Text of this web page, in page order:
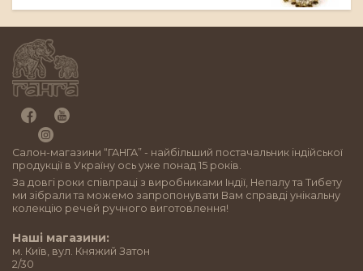
Салон-магазини “ГАНГА” - найбільший постачальник індійської
продукції в Україну ось уже понад 15 років.
За довгі роки співпраці з виробниками Індії, Непалу та Тибету
ми зібрали та можемо запропонувати Вам справді унікальну
колекцію речей ручного виготовлення!
Наші магазини:
м. Київ, вул. Княжий Затон
2/30